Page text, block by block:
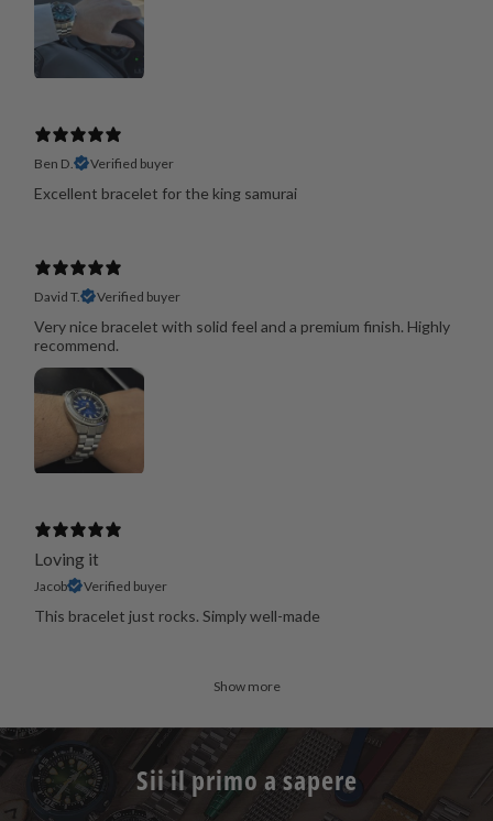
Ben D. Verified buyer
Excellent bracelet for the king samurai
David T. Verified buyer
Very nice bracelet with solid feel and a premium finish. Highly
recommend.
Loving it
Jacob Verified buyer
This bracelet just rocks. Simply well-made
Show more
Sii il primo a sapere